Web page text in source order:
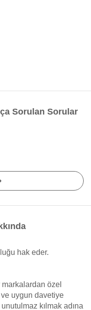
Sorulan Sorular
hak eder.
markalardan özel
ve uygun davetiye
kılmak adına